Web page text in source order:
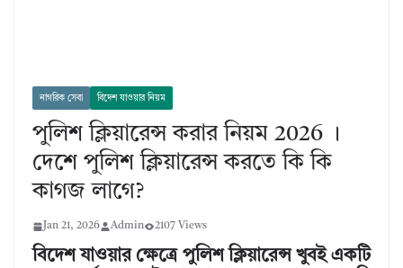
নাগরিক সেবা বিদেশ যাওয়ার নিয়ম
পুলিশ ক্লিয়ারেন্স করার নিয়ম 2026 ।
দেশে পুলিশ ক্লিয়ারেন্স করতে কি কি
কাগজ লাগে?
Jan 21, 2026 Admin 2107 Views
বিদেশ যাওয়ার ক্ষেত্রে পুলিশ ক্লিয়ারেন্স খুবই একটি